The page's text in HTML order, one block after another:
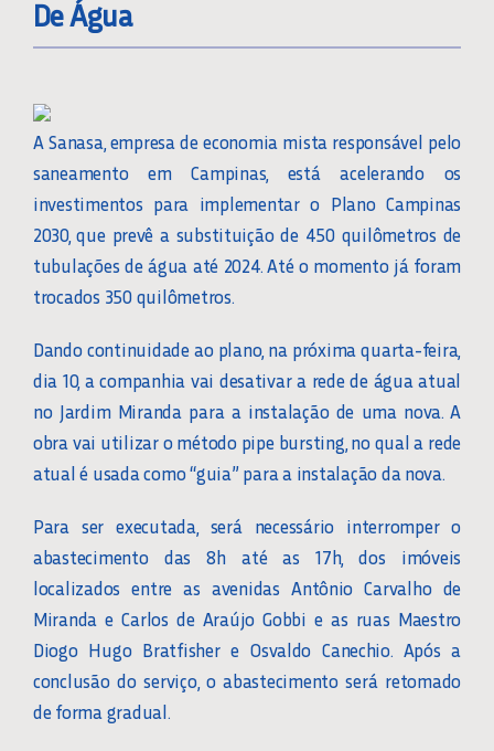
De Água
A Sanasa, empresa de economia mista responsável pelo
saneamento em Campinas, está acelerando os
investimentos para implementar o Plano Campinas
2030, que prevê a substituição de 450 quilômetros de
tubulações de água até 2024. Até o momento já foram
trocados 350 quilômetros.
Dando continuidade ao plano, na próxima quarta-feira,
dia 10, a companhia vai desativar a rede de água atual
no Jardim Miranda para a instalação de uma nova. A
obra vai utilizar o método pipe bursting, no qual a rede
atual é usada como “guia” para a instalação da nova.
Para ser executada, será necessário interromper o
abastecimento das 8h até as 17h, dos imóveis
localizados entre as avenidas Antônio Carvalho de
Miranda e Carlos de Araújo Gobbi e as ruas Maestro
Diogo Hugo Bratfisher e Osvaldo Canechio. Após a
conclusão do serviço, o abastecimento será retomado
de forma gradual.